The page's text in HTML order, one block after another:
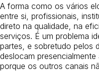
A forma como os vários
entre si, profissionais,
direto na qualidade, na
serviços. É um problema
partes, e sobretudo pelos
deslocam
porque os outros canais